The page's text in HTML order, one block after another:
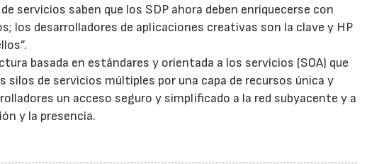
servicios saben que los SDP ahora deben enriquecerse con
los desarrolladores de aplicaciones creativas son la clave y HP
basada en estándares y orientada a los servicios (SOA) que
de servicios múltiples por una capa de recursos única y
un acceso seguro y simplificado a la red subyacente y a
y la presencia.